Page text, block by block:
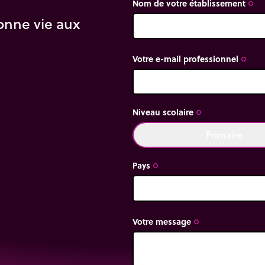
creteil.fr/?
intro.pt/planete_terre.html
vie aux
Nom de votre établissement trip_origin
Votre e-mail professionnel trip_origin
Niveau scolaire trip_origin
Pays trip_origin
Votre message trip_origin